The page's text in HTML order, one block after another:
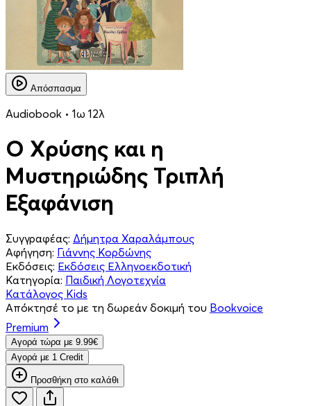
Απόσπασμα
Audiobook • 1ω 12λ
Ο Χρύσης και η
Μυστηριώδης Τριπλή
Εξαφάνιση
Συγγραφέας: Δήμητρα Χαραλάμπους
Αφήγηση: Γιάννης Κορδώνης
Εκδόσεις: Εκδόσεις Ελληνοεκδοτική
Κατηγορία: Παιδική Λογοτεχνία
Κατάλογος Kids
Απόκτησέ το με τη δωρεάν δοκιμή του Bookvoice
Premium
Aγορά τώρα με 9.99€
Aγορά με 1 Credit
Προσθήκη στο καλάθι